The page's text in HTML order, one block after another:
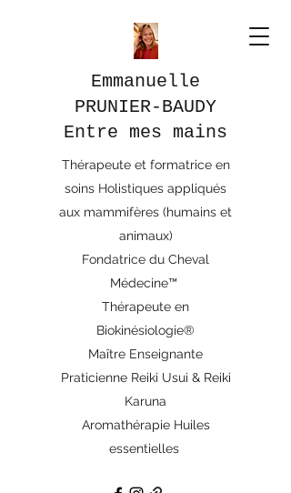
Emmanuelle
PRUNIER-BAUDY
Entre mes mains
Thérapeute et formatrice en
soins Holistiques appliqués
aux mammifères (humains et
animaux)
Fondatrice du Cheval
Médecine™
Thérapeute en
Biokinésiologie®
Maître Enseignante
Praticienne Reiki Usui & Reiki
Karuna
Aromathérapie Huiles
essentielles